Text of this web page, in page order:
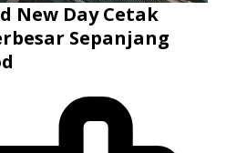
New Day Cetak
Sepanjang